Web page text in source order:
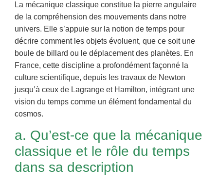
La mécanique classique constitue la pierre angulaire
de la compréhension des mouvements dans notre
univers. Elle s’appuie sur la notion de temps pour
décrire comment les objets évoluent, que ce soit une
boule de billard ou le déplacement des planètes. En
France, cette discipline a profondément façonné la
culture scientifique, depuis les travaux de Newton
jusqu’à ceux de Lagrange et Hamilton, intégrant une
vision du temps comme un élément fondamental du
cosmos.
a. Qu’est-ce que la mécanique
classique et le rôle du temps
dans sa description